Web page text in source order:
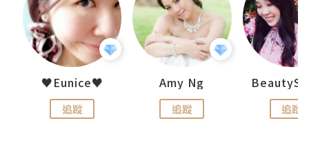
♥Eunice♥
追蹤
Amy Ng
追蹤 追蹤